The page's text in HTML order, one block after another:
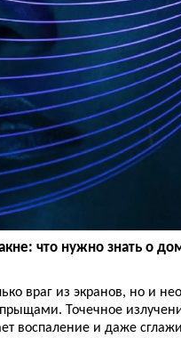
что нужно знать о
враг из экранов, но и
Точечное
воспаление и даже